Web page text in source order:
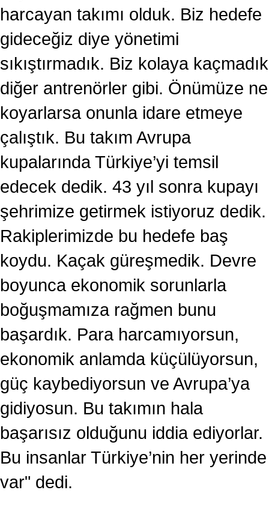
harcayan takımı olduk. Biz hedefe
gideceğiz diye yönetimi
sıkıştırmadık. Biz kolaya kaçmadık
diğer antrenörler gibi. Önümüze ne
koyarlarsa onunla idare etmeye
çalıştık. Bu takım Avrupa
kupalarında Türkiye’yi temsil
edecek dedik. 43 yıl sonra kupayı
şehrimize getirmek istiyoruz dedik.
Rakiplerimizde bu hedefe baş
koydu. Kaçak güreşmedik. Devre
boyunca ekonomik sorunlarla
boğuşmamıza rağmen bunu
başardık. Para harcamıyorsun,
ekonomik anlamda küçülüyorsun,
güç kaybediyorsun ve Avrupa’ya
gidiyosun. Bu takımın hala
başarısız olduğunu iddia ediyorlar.
Bu insanlar Türkiye’nin her yerinde
var" dedi.